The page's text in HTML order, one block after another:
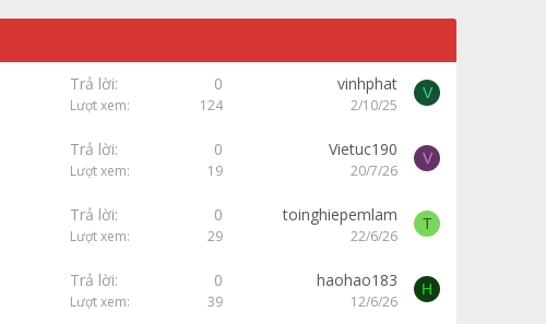
Trả lời 0
Lượt xem 124
vinhphat
2/10/25
V
Trả lời 0
Lượt xem 19
Vietuc190
20/7/26
V
Trả lời 0
Lượt xem 29
toinghiepemlam
22/6/26
T
Trả lời 0
Lượt xem 39
haohao183
12/6/26
H